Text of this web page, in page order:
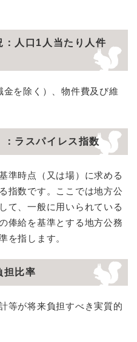
：人口1人当たり人件
金を除く）、物件費及び維
ラスパイレス指数
準時点（又は場）に求める
指数です。ここでは地方公
て、一般に用いられている
俸給を基準とする地方公務
を指します。
担比率
等が将来負担すべき実質的